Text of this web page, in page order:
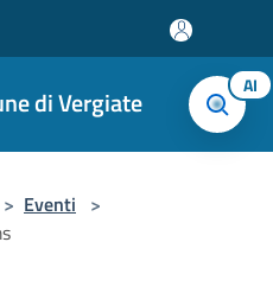
di Vergiate AI
> Eventi >